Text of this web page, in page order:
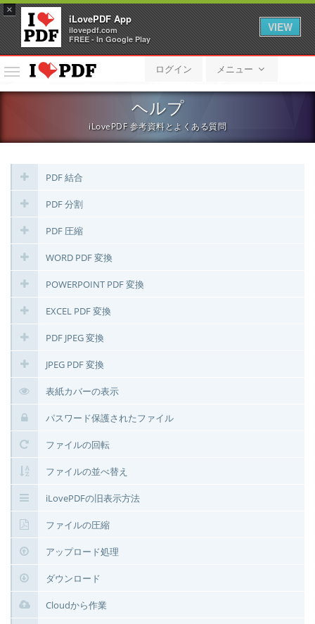
×
iLovePDF App
ilovepdf.com
FREE - In Google Play
VIEW
ログイン メニュー
メ
ュ
ヘルプ
iLovePDF 参考資料とよくある質問
PDF 結合
PDF 分割
PDF 圧縮
WORD PDF 変換
POWERPOINT PDF 変換
EXCEL PDF 変換
PDF JPEG 変換
JPEG PDF 変換
表紙カバーの表示
パスワード保護されたファイル
ファイルの回転
ファイルの並べ替え
iLovePDFの旧表示方法
ファイルの圧縮
アップロード処理
ダウンロード
Cloudから作業